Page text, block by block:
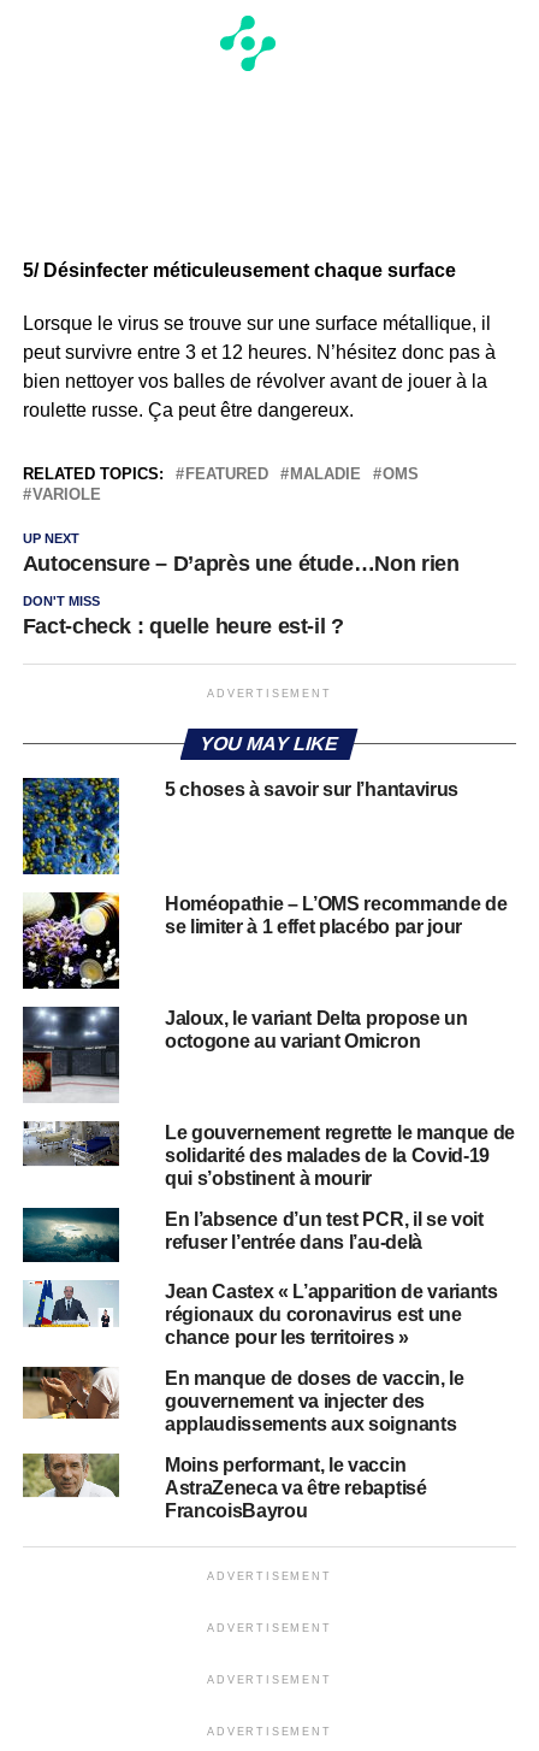
5/ Désinfecter méticuleusement chaque surface
Lorsque le virus se trouve sur une surface métallique, il
peut survivre entre 3 et 12 heures. N’hésitez donc pas à
bien nettoyer vos balles de révolver avant de jouer à la
roulette russe. Ça peut être dangereux.
RELATED TOPICS: FEATURED MALADIE
OMS
VARIOLE
UP NEXT
Autocensure – D’après une étude…Non rien
DON'T MISS
Fact-check : quelle heure est-il ?
ADVERTISEMENT
YOU MAY LIKE
5 choses à savoir sur l’hantavirus
Homéopathie – L’OMS recommande de
se limiter à 1 effet placébo par jour
Jaloux, le variant Delta propose un
octogone au variant Omicron
Le gouvernement regrette le manque de
solidarité des malades de la Covid-19
qui s’obstinent à mourir
En l’absence d’un test PCR, il se voit
refuser l’entrée dans l’au-delà
Jean Castex « L’apparition de variants
régionaux du coronavirus est une
chance pour les territoires »
En manque de doses de vaccin, le
gouvernement va injecter des
applaudissements aux soignants
Moins performant, le vaccin
AstraZeneca va être rebaptisé
FrancoisBayrou
ADVERTISEMENT
ADVERTISEMENT
ADVERTISEMENT
ADVERTISEMENT